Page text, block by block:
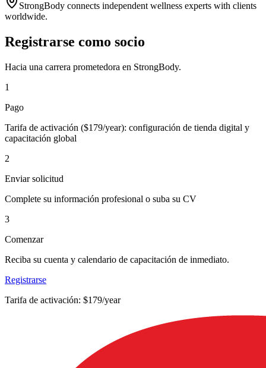
StrongBody connects independent wellness experts with clients
worldwide.
Registrarse como socio
Hacia una carrera prometedora en StrongBody.
1
Pago
Tarifa de activación ($179/year): configuración de tienda digital y
capacitación global
2
Enviar solicitud
Complete su información profesional o suba su CV
3
Comenzar
Reciba su cuenta y calendario de capacitación de inmediato.
Registrarse
Tarifa de activación: $179/year